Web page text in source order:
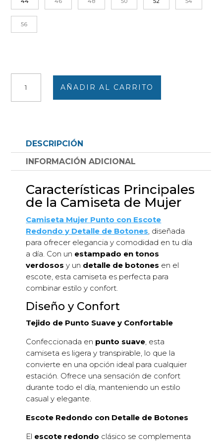
56
mujer
punto
detalle
botones
estampado
cantidad
AÑADIR AL CARRITO
DESCRIPCIÓN
INFORMACIÓN ADICIONAL
Características Principales
de la Camiseta de Mujer
Camiseta Mujer Punto con Escote
Redondo y Detalle de Botones, diseñada
para ofrecer elegancia y comodidad en tu día
a día. Con un estampado en tonos
verdosos y un detalle de botones en el
escote, esta camiseta es perfecta para
combinar estilo y confort.
Diseño y Confort
Tejido de Punto Suave y Confortable
Confeccionada en punto suave, esta
camiseta es ligera y transpirable, lo que la
convierte en una opción ideal para cualquier
estación. Ofrece una sensación de confort
durante todo el día, manteniendo un estilo
casual y elegante.
Escote Redondo con Detalle de Botones
El escote redondo clásico se complementa